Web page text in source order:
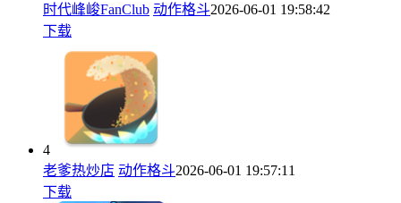
时代峰峻FanClub 动作格斗2026-06-01 19:58:42
下载
4
老爹热炒店 动作格斗2026-06-01 19:57:11
下载